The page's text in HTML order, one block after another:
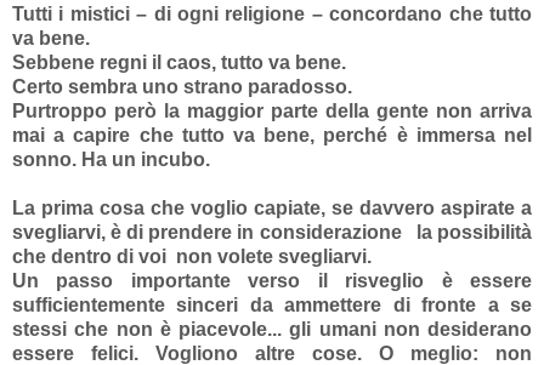
Tutti i mistici – di ogni religione – concordano che tutto
va bene.
Sebbene regni il caos, tutto va bene.
Certo sembra uno strano paradosso.
Purtroppo però la maggior parte della gente non arriva
mai a capire che tutto va bene, perché è immersa nel
sonno. Ha un incubo.
La prima cosa che voglio capiate, se davvero aspirate a
svegliarvi, è di prendere in considerazione la possibilità
che dentro di voi non volete svegliarvi.
Un passo importante verso il risveglio è essere
sufficientemente sinceri da ammettere di fronte a se
stessi che non è piacevole... gli umani non desiderano
essere felici. Vogliono altre cose. O meglio: non